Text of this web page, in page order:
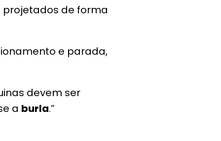
projetados de forma
e parada,
devem ser
a burla.”